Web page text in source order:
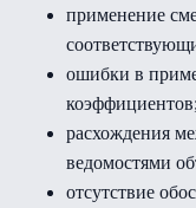
применение
ошибки в
коэффициентов;
расхождения
ведомостями
отсутствие